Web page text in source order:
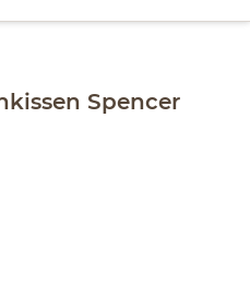
Zum Seitenende
Spencer